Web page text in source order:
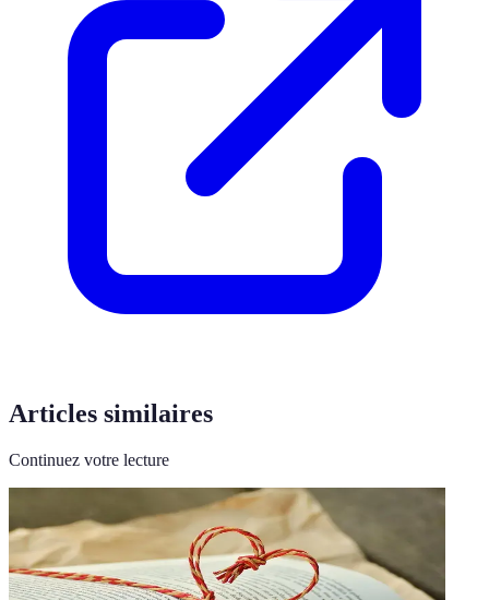
Articles similaires
Continuez votre lecture